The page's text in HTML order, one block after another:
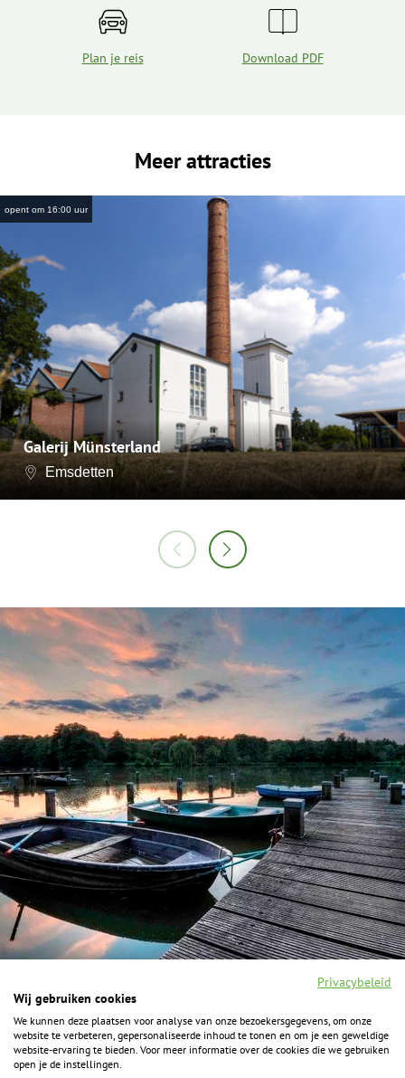
Plan je reis Download PDF
Meer attracties
opent om 16:00 uur
Galerij Münsterland
Emsdetten
F
a
c
I
n
s
Y
o
u
P
i
n
Privacybeleid
Wij gebruiken cookies
We kunnen deze plaatsen voor analyse van onze bezoekersgegevens, om onze
website te verbeteren, gepersonaliseerde inhoud te tonen en om je een geweldige
website-ervaring te bieden. Voor meer informatie over de cookies die we gebruiken
open je de instellingen.